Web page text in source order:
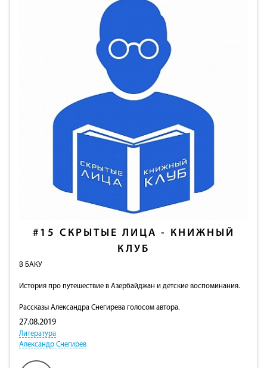
#15 СКРЫТЫЕ ЛИЦА - КНИЖНЫЙ
КЛУБ
В БАКУ
История про путешествие в Азербайджан и детские воспоминания.
Рассказы Александра Снегирева голосом автора.
27.08.2019
Литература
Александр Снегирев